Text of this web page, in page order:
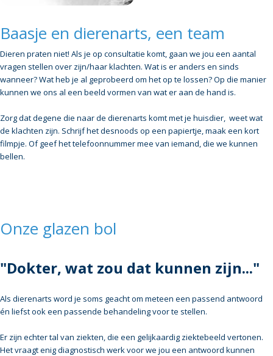
Baasje en dierenarts, een team
Dieren praten niet! Als je op consultatie komt, gaan we jou een aantal
vragen stellen over zijn/haar klachten. Wat is er anders en sinds
wanneer? Wat heb je al geprobeerd om het op te lossen? Op die manier
kunnen we ons al een beeld vormen van wat er aan de hand is.
Zorg dat degene die naar de dierenarts komt met je huisdier, weet wat
de klachten zijn. Schrijf het desnoods op een papiertje, maak een kort
filmpje. Of geef het telefoonnummer mee van iemand, die we kunnen
bellen.
Onze glazen bol
"Dokter, wat zou dat kunnen zijn..."
Als dierenarts word je soms geacht om meteen een passend antwoord
én liefst ook een passende behandeling voor te stellen.
Er zijn echter tal van ziekten, die een gelijkaardig ziektebeeld vertonen.
Het vraagt enig diagnostisch werk voor we jou een antwoord kunnen